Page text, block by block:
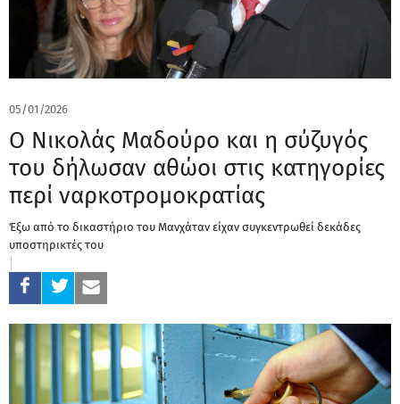
05/01/2026
Ο Νικολάς Μαδούρο και η σύζυγός
του δήλωσαν αθώοι στις κατηγορίες
περί ναρκοτρομοκρατίας
Έξω από το δικαστήριο του Μανχάταν είχαν συγκεντρωθεί δεκάδες
υποστηρικτές του